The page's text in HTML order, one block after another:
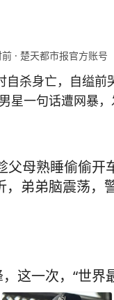
前 · 楚天都市报官方账号
自杀身亡，自缢前
星一句话遭网暴，
居住在韩国的20
录。 据悉，Mina
。7月底
道具给西村力未
索与网暴。 8月1
在直播中边哭边
多活一会儿”，约
父母熟睡偷偷开
，弟弟脑震荡，
这一次，“世界